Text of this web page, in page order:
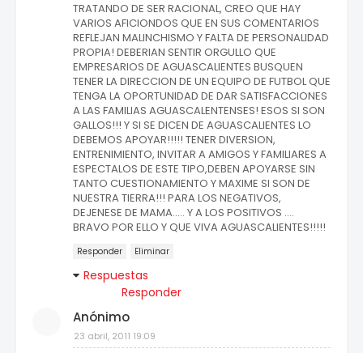
TRATANDO DE SER RACIONAL, CREO QUE HAY
VARIOS AFICIONDOS QUE EN SUS COMENTARIOS
REFLEJAN MALINCHISMO Y FALTA DE PERSONALIDAD
PROPIA! DEBERIAN SENTIR ORGULLO QUE
EMPRESARIOS DE AGUASCALIENTES BUSQUEN
TENER LA DIRECCION DE UN EQUIPO DE FUTBOL QUE
TENGA LA OPORTUNIDAD DE DAR SATISFACCIONES
A LAS FAMILIAS AGUASCALENTENSES! ESOS SI SON
GALLOS!!! Y SI SE DICEN DE AGUASCALIENTES LO
DEBEMOS APOYAR!!!!! TENER DIVERSION,
ENTRENIMIENTO, INVITAR A AMIGOS Y FAMILIARES A
ESPECTALOS DE ESTE TIPO,DEBEN APOYARSE SIN
TANTO CUESTIONAMIENTO Y MAXIME SI SON DE
NUESTRA TIERRA!!! PARA LOS NEGATIVOS,
DEJENESE DE MAMA..... Y A LOS POSITIVOS ....
BRAVO POR ELLO Y QUE VIVA AGUASCALIENTES!!!!!
Responder Eliminar
Respuestas
Responder
Anónimo
23 abril, 2011 19:09